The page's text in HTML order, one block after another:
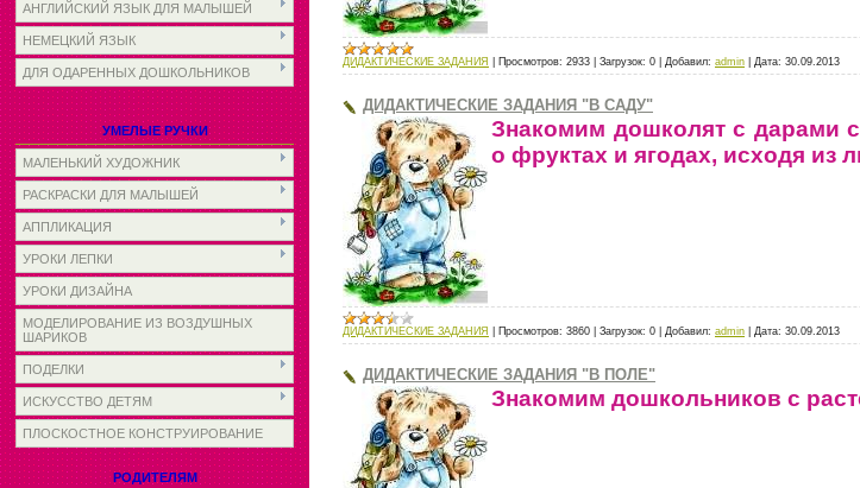
АНГЛИЙСКИЙ ЯЗЫК ДЛЯ МАЛЫШЕЙ
НЕМЕЦКИЙ ЯЗЫК
ДЛЯ ОДАРЕННЫХ ДОШКОЛЬНИКОВ
УМЕЛЫЕ РУЧКИ
МАЛЕНЬКИЙ ХУДОЖНИК
РАСКРАСКИ ДЛЯ МАЛЫШЕЙ
АППЛИКАЦИЯ
УРОКИ ЛЕПКИ
УРОКИ ДИЗАЙНА
МОДЕЛИРОВАНИЕ ИЗ ВОЗДУШНЫХ
ШАРИКОВ
ПОДЕЛКИ
ИСКУССТВО ДЕТЯМ
ПЛОСКОСТНОЕ КОНСТРУИРОВАНИЕ
РОДИТЕЛЯМ
ДИДАКТИЧЕСКИЕ ЗАДАНИЯ Просмотров: 2933 Загрузок: 0 Добавил: admin Дата: 30.09.2013
ДИДАКТИЧЕСКИЕ ЗАДАНИЯ "В САДУ"
Знакомим дошколят с дарами
о фруктах и ягодах, исходя из
ДИДАКТИЧЕСКИЕ ЗАДАНИЯ Просмотров: 3860 Загрузок: 0 Добавил: admin Дата: 30.09.2013
ДИДАКТИЧЕСКИЕ ЗАДАНИЯ "В ПОЛЕ"
Знакомим дошкольников с